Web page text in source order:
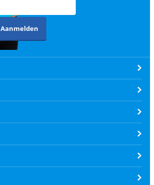
Aanmelden